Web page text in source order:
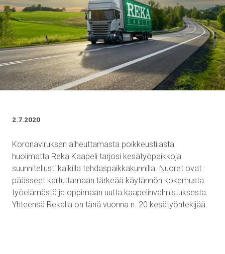
2.7.2020
Koronaviruksen aiheuttamasta poikkeustilasta
huolimatta Reka Kaapeli tarjosi kesätyöpaikkoja
suunnitellusti kaikilla tehdaspaikkakunnilla. Nuoret ovat
päässeet kartuttamaan tärkeää käytännön kokemusta
työelämästä ja oppimaan uutta kaapelinvalmistuksesta.
Yhteensä Rekalla on tänä vuonna n. 20 kesätyöntekijää.